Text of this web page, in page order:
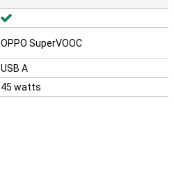
OPPO SuperVOOC
USB A
45 watts